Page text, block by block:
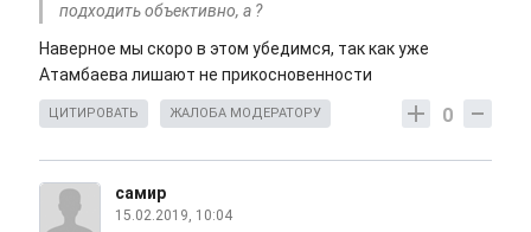
подходить объективно, а ?
Наверное мы скоро в этом убедимся, так как уже
Атамбаева лишают не прикосновенности
0
ЦИТИРОВАТЬ ЖАЛОБА МОДЕРАТОРУ
самир
15.02.2019, 10:04